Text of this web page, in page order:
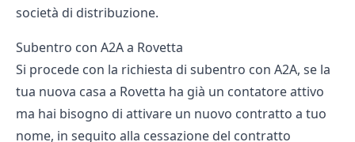
società di distribuzione.
Subentro con A2A a Rovetta
Si procede con la richiesta di subentro con A2A, se la
tua nuova casa a Rovetta ha già un contatore attivo
ma hai bisogno di attivare un nuovo contratto a tuo
nome, in seguito alla cessazione del contratto